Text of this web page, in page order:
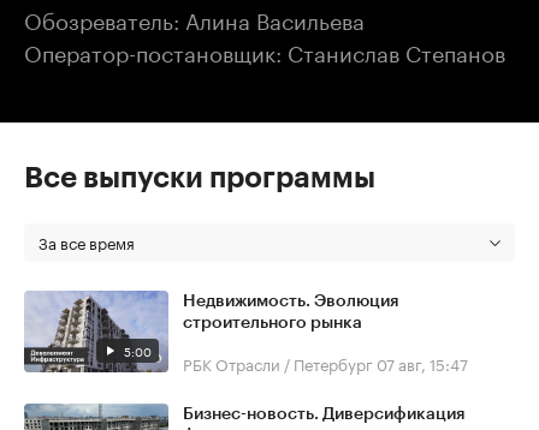
Обозреватель: Алина Васильева
Оператор-постановщик: Станислав Степанов
Все выпуски программы
За все время
5:00
Недвижимость. Эволюция
строительного рынка
РБК Отрасли / Петербург 07 авг, 15:47
Бизнес-новость. Диверсификация